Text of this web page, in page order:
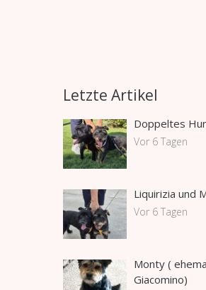
Letzte Artikel
Doppeltes
Vor 6 Tagen
Liquirizia und
Vor 6 Tagen
Monty (
Giacomino)